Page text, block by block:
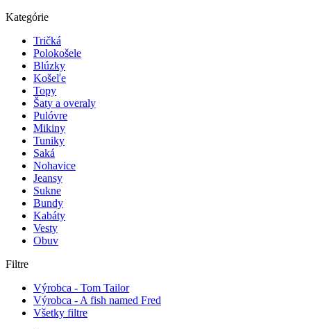
Kategórie
Tričká
Polokošele
Blúzky
Košeľe
Topy
Šaty a overaly
Pulóvre
Mikiny
Tuniky
Saká
Nohavice
Jeansy
Sukne
Bundy
Kabáty
Vesty
Obuv
Filtre
Výrobca - Tom Tailor
Výrobca - A fish named Fred
Všetky filtre